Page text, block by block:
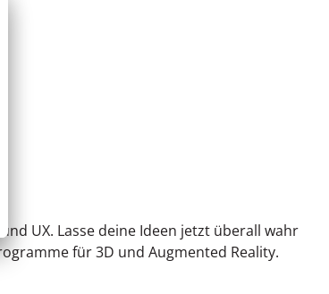
UX. Lasse deine Ideen jetzt überall wahr
für 3D und Augmented Reality.